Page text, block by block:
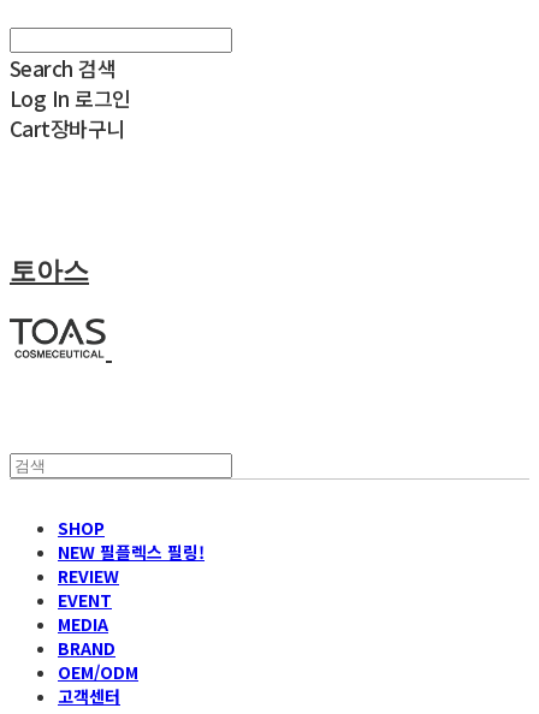
Search 검색
Log In 로그인
Cart장바구니
토아스
SHOP
NEW 필플렉스 필링!
REVIEW
EVENT
MEDIA
BRAND
OEM/ODM
고객센터